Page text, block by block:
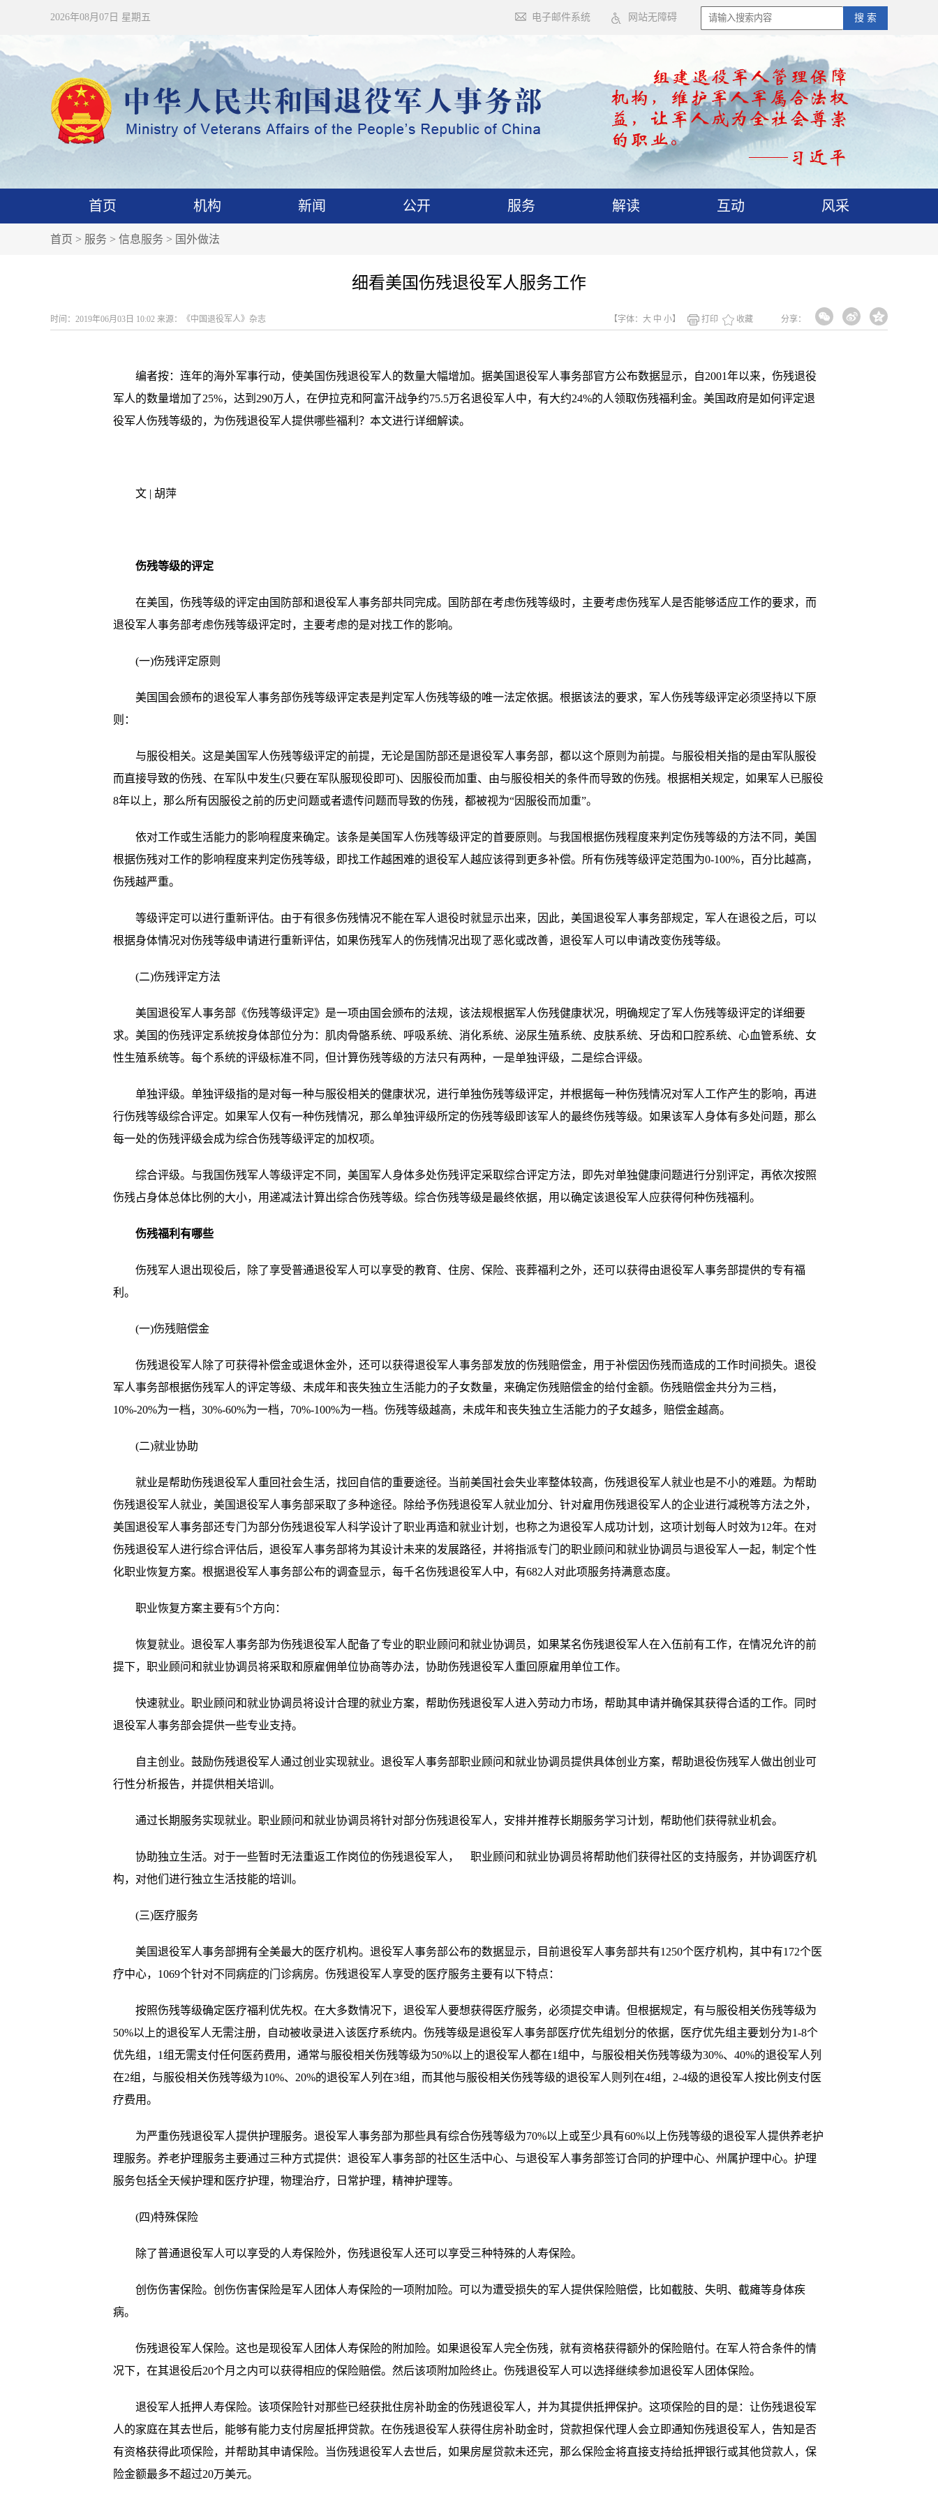
2026年08月07日 星期五 搜 索
电子邮件系统 网站无障碍
首页 机构 新闻 公开 服务 解读 互动 风采
首页 > 服务 > 信息服务 > 国外做法
细看美国伤残退役军人服务工作
时间：2019年06月03日 10:02 来源：《中国退役军人》杂志 分享：
【字体： 大 中 小】 打印 收藏
编者按：连年的海外军事行动，使美国伤残退役军人的数量大幅增加。据美国退役军人事务部官方公布数据显示，自2001年以来，伤残退役
军人的数量增加了25%，达到290万人，在伊拉克和阿富汗战争约75.5万名退役军人中，有大约24%的人领取伤残福利金。美国政府是如何评定退
役军人伤残等级的，为伤残退役军人提供哪些福利？本文进行详细解读。
文 | 胡萍
伤残等级的评定
在美国，伤残等级的评定由国防部和退役军人事务部共同完成。国防部在考虑伤残等级时，主要考虑伤残军人是否能够适应工作的要求，而
退役军人事务部考虑伤残等级评定时，主要考虑的是对找工作的影响。
(一)伤残评定原则
美国国会颁布的退役军人事务部伤残等级评定表是判定军人伤残等级的唯一法定依据。根据该法的要求，军人伤残等级评定必须坚持以下原
则：
与服役相关。这是美国军人伤残等级评定的前提，无论是国防部还是退役军人事务部，都以这个原则为前提。与服役相关指的是由军队服役
而直接导致的伤残、在军队中发生(只要在军队服现役即可)、因服役而加重、由与服役相关的条件而导致的伤残。根据相关规定，如果军人已服役
8年以上，那么所有因服役之前的历史问题或者遗传问题而导致的伤残，都被视为“因服役而加重”。
依对工作或生活能力的影响程度来确定。该条是美国军人伤残等级评定的首要原则。与我国根据伤残程度来判定伤残等级的方法不同，美国
根据伤残对工作的影响程度来判定伤残等级，即找工作越困难的退役军人越应该得到更多补偿。所有伤残等级评定范围为0-100%，百分比越高，
伤残越严重。
等级评定可以进行重新评估。由于有很多伤残情况不能在军人退役时就显示出来，因此，美国退役军人事务部规定，军人在退役之后，可以
根据身体情况对伤残等级申请进行重新评估，如果伤残军人的伤残情况出现了恶化或改善，退役军人可以申请改变伤残等级。
(二)伤残评定方法
美国退役军人事务部《伤残等级评定》是一项由国会颁布的法规，该法规根据军人伤残健康状况，明确规定了军人伤残等级评定的详细要
求。美国的伤残评定系统按身体部位分为：肌肉骨骼系统、呼吸系统、消化系统、泌尿生殖系统、皮肤系统、牙齿和口腔系统、心血管系统、女
性生殖系统等。每个系统的评级标准不同，但计算伤残等级的方法只有两种，一是单独评级，二是综合评级。
单独评级。单独评级指的是对每一种与服役相关的健康状况，进行单独伤残等级评定，并根据每一种伤残情况对军人工作产生的影响，再进
行伤残等级综合评定。如果军人仅有一种伤残情况，那么单独评级所定的伤残等级即该军人的最终伤残等级。如果该军人身体有多处问题，那么
每一处的伤残评级会成为综合伤残等级评定的加权项。
综合评级。与我国伤残军人等级评定不同，美国军人身体多处伤残评定采取综合评定方法，即先对单独健康问题进行分别评定，再依次按照
伤残占身体总体比例的大小，用递减法计算出综合伤残等级。综合伤残等级是最终依据，用以确定该退役军人应获得何种伤残福利。
伤残福利有哪些
伤残军人退出现役后，除了享受普通退役军人可以享受的教育、住房、保险、丧葬福利之外，还可以获得由退役军人事务部提供的专有福
利。
(一)伤残赔偿金
伤残退役军人除了可获得补偿金或退休金外，还可以获得退役军人事务部发放的伤残赔偿金，用于补偿因伤残而造成的工作时间损失。退役
军人事务部根据伤残军人的评定等级、未成年和丧失独立生活能力的子女数量，来确定伤残赔偿金的给付金额。伤残赔偿金共分为三档，
10%-20%为一档，30%-60%为一档，70%-100%为一档。伤残等级越高，未成年和丧失独立生活能力的子女越多，赔偿金越高。
(二)就业协助
就业是帮助伤残退役军人重回社会生活，找回自信的重要途径。当前美国社会失业率整体较高，伤残退役军人就业也是不小的难题。为帮助
伤残退役军人就业，美国退役军人事务部采取了多种途径。除给予伤残退役军人就业加分、针对雇用伤残退役军人的企业进行减税等方法之外，
美国退役军人事务部还专门为部分伤残退役军人科学设计了职业再造和就业计划，也称之为退役军人成功计划，这项计划每人时效为12年。在对
伤残退役军人进行综合评估后，退役军人事务部将为其设计未来的发展路径，并将指派专门的职业顾问和就业协调员与退役军人一起，制定个性
化职业恢复方案。根据退役军人事务部公布的调查显示，每千名伤残退役军人中，有682人对此项服务持满意态度。
职业恢复方案主要有5个方向：
恢复就业。退役军人事务部为伤残退役军人配备了专业的职业顾问和就业协调员，如果某名伤残退役军人在入伍前有工作，在情况允许的前
提下，职业顾问和就业协调员将采取和原雇佣单位协商等办法，协助伤残退役军人重回原雇用单位工作。
快速就业。职业顾问和就业协调员将设计合理的就业方案，帮助伤残退役军人进入劳动力市场，帮助其申请并确保其获得合适的工作。同时
退役军人事务部会提供一些专业支持。
自主创业。鼓励伤残退役军人通过创业实现就业。退役军人事务部职业顾问和就业协调员提供具体创业方案，帮助退役伤残军人做出创业可
行性分析报告，并提供相关培训。
通过长期服务实现就业。职业顾问和就业协调员将针对部分伤残退役军人，安排并推荐长期服务学习计划，帮助他们获得就业机会。
协助独立生活。对于一些暂时无法重返工作岗位的伤残退役军人， 职业顾问和就业协调员将帮助他们获得社区的支持服务，并协调医疗机
构，对他们进行独立生活技能的培训。
(三)医疗服务
美国退役军人事务部拥有全美最大的医疗机构。退役军人事务部公布的数据显示，目前退役军人事务部共有1250个医疗机构，其中有172个医
疗中心，1069个针对不同病症的门诊病房。伤残退役军人享受的医疗服务主要有以下特点：
按照伤残等级确定医疗福利优先权。在大多数情况下，退役军人要想获得医疗服务，必须提交申请。但根据规定，有与服役相关伤残等级为
50%以上的退役军人无需注册，自动被收录进入该医疗系统内。伤残等级是退役军人事务部医疗优先组划分的依据，医疗优先组主要划分为1-8个
优先组，1组无需支付任何医药费用，通常与服役相关伤残等级为50%以上的退役军人都在1组中，与服役相关伤残等级为30%、40%的退役军人列
在2组，与服役相关伤残等级为10%、20%的退役军人列在3组，而其他与服役相关伤残等级的退役军人则列在4组，2-4级的退役军人按比例支付医
疗费用。
为严重伤残退役军人提供护理服务。退役军人事务部为那些具有综合伤残等级为70%以上或至少具有60%以上伤残等级的退役军人提供养老护
理服务。养老护理服务主要通过三种方式提供：退役军人事务部的社区生活中心、与退役军人事务部签订合同的护理中心、州属护理中心。护理
服务包括全天候护理和医疗护理，物理治疗，日常护理，精神护理等。
(四)特殊保险
除了普通退役军人可以享受的人寿保险外，伤残退役军人还可以享受三种特殊的人寿保险。
创伤伤害保险。创伤伤害保险是军人团体人寿保险的一项附加险。可以为遭受损失的军人提供保险赔偿，比如截肢、失明、截瘫等身体疾
病。
伤残退役军人保险。这也是现役军人团体人寿保险的附加险。如果退役军人完全伤残，就有资格获得额外的保险赔付。在军人符合条件的情
况下，在其退役后20个月之内可以获得相应的保险赔偿。然后该项附加险终止。伤残退役军人可以选择继续参加退役军人团体保险。
退役军人抵押人寿保险。该项保险针对那些已经获批住房补助金的伤残退役军人，并为其提供抵押保护。这项保险的目的是：让伤残退役军
人的家庭在其去世后，能够有能力支付房屋抵押贷款。在伤残退役军人获得住房补助金时，贷款担保代理人会立即通知伤残退役军人，告知是否
有资格获得此项保险，并帮助其申请保险。当伤残退役军人去世后，如果房屋贷款未还完，那么保险金将直接支持给抵押银行或其他贷款人，保
险金额最多不超过20万美元。